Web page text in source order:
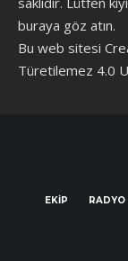
buraya göz atın.
Bu web sitesi
Türetilemez 4.0
EKIP RADYO